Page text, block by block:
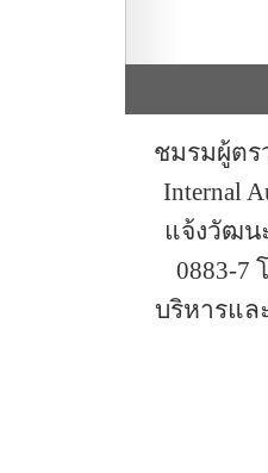
ชมรมผู้ตร
Internal
แจ้งวัฒน
0883-7
บริหารแล